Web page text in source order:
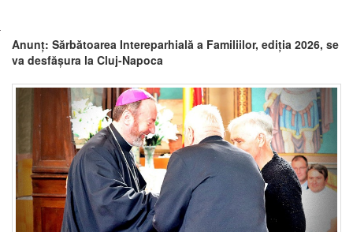
Anunț: Sărbătoarea Intereparhială a Familiilor, ediția 2026, se
va desfășura la Cluj-Napoca